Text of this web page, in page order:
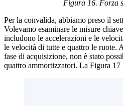
Figura 16. Forza
Per la convalida, abbiamo preso il
Volevamo esaminare le misure
includono le accelerazioni e le
le velocità di tutte e quattro le ruote.
fase di acquisizione, non è stato
quattro ammortizzatori. La Figura 17